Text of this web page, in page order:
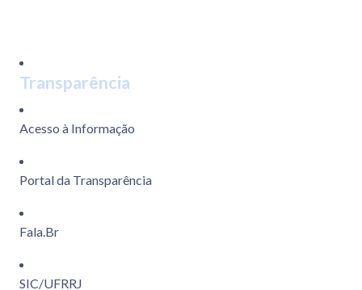
Transparência
Acesso à Informação
Portal da Transparência
Fala.Br
SIC/UFRRJ